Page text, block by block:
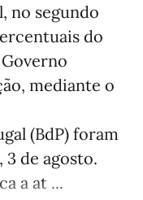
no segundo
do
mediante o
(BdP) foram
3 de agosto.
a at ...